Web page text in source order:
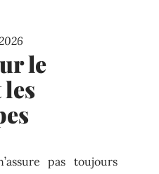
le
les
pas toujours